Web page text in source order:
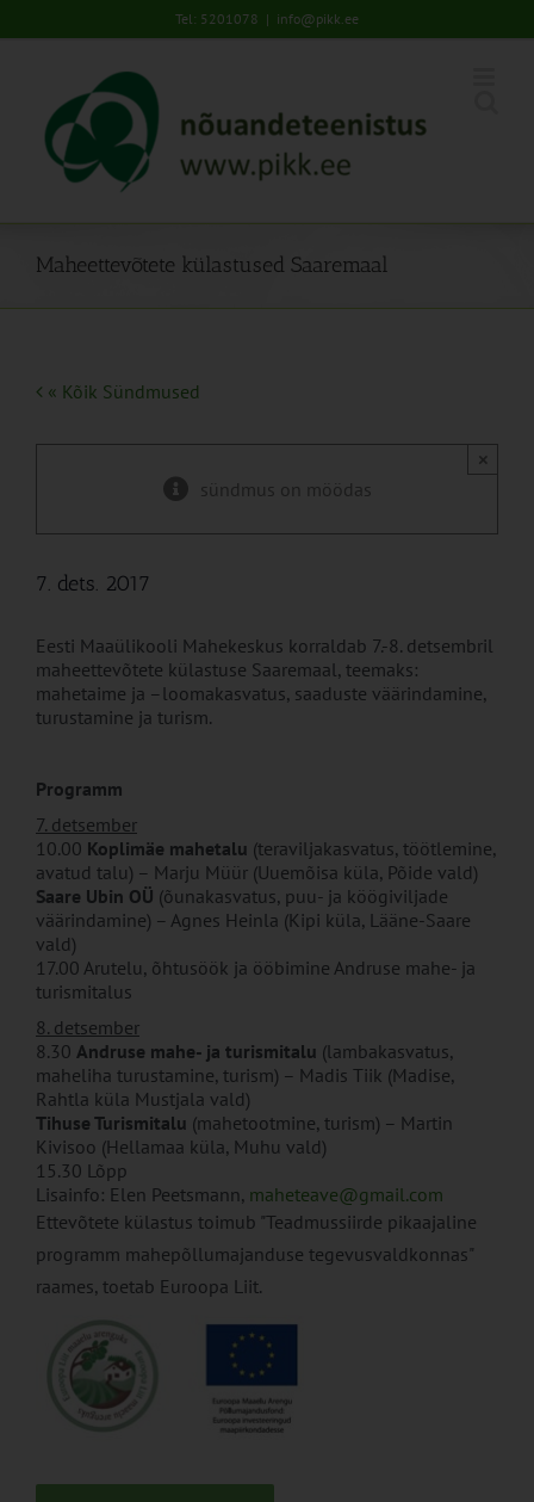
to
Tel: 5201078 | info@pikk.ee
Maheettevõtete külastused Saaremaal
« Kõik Sündmused
sündmus on möödas
×
7. dets. 2017
Eesti Maaülikooli Mahekeskus korraldab 7.-8. detsembril
maheettevõtete külastuse Saaremaal, teemaks:
mahetaime ja –loomakasvatus, saaduste väärindamine,
turustamine ja turism.
Programm
7. detsember
10.00 Koplimäe mahetalu (teraviljakasvatus, töötlemine,
avatud talu) – Marju Müür (Uuemõisa küla, Põide vald)
Saare Ubin OÜ (õunakasvatus, puu- ja köögiviljade
väärindamine) – Agnes Heinla (Kipi küla, Lääne-Saare
vald)
17.00 Arutelu, õhtusöök ja ööbimine Andruse mahe- ja
turismitalus
8. detsember
8.30 Andruse mahe- ja turismitalu (lambakasvatus,
maheliha turustamine, turism) – Madis Tiik (Madise,
Rahtla küla Mustjala vald)
Tihuse Turismitalu (mahetootmine, turism) – Martin
Kivisoo (Hellamaa küla, Muhu vald)
15.30 Lõpp
Lisainfo: Elen Peetsmann, maheteave@gmail.com
Ettevõtete külastus toimub "Teadmussiirde pikaajaline
programm mahepõllumajanduse tegevusvaldkonnas"
raames, toetab Euroopa Liit.